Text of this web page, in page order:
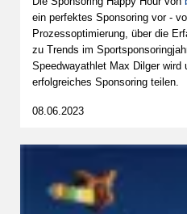
ein perfektes Sponsoring vor -
Prozessoptimierung, über die
zu Trends im
Speedwayathlet Max Dilger wird
erfolgreiches Sponsoring teilen.
08.06.2023